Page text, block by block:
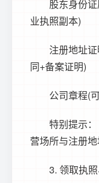
股东身份
业执照副本)
注册地址
同+备案证明)
公司章程(
特别提示
营场所与注册
3. 领取执